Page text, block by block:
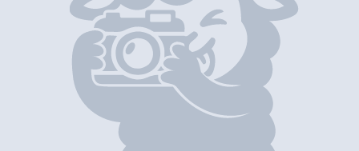
爭鮮迴轉壽司